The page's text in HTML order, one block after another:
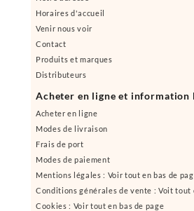
Horaires d'accueil
Venir nous voir
Contact
Produits et marques
Distributeurs
Acheter en ligne et information
Acheter en ligne
Modes de livraison
Frais de port
Modes de paiement
Mentions légales : Voir tout en bas de
Conditions générales de vente : Voit tout
Cookies : Voir tout en bas de page